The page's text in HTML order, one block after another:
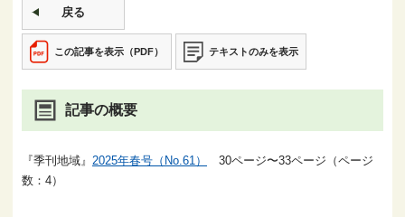
戻る
この記事を表示（PDF） テキストのみを表示
記事の概要
『季刊地域』 2025年春号（No.61）
30ページ〜33ページ（ページ
数：4）